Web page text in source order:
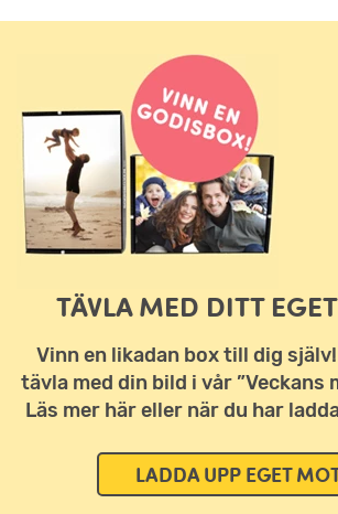
TÄVLA MED DITT
Vinn en likadan box till dig
tävla med din bild i vår ”Veckans
Läs mer här eller när du har
LADDA UPP EGET